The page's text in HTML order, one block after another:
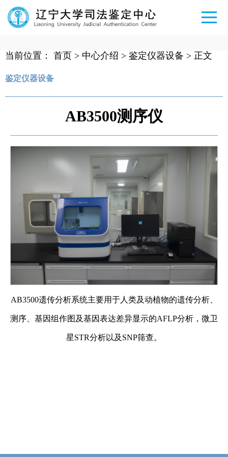
当前位置： 首页 > 中心介绍 > 鉴定仪器设备 > 正文
鉴定仪器设备
AB3500测序仪
AB3500遗传分析系统主要用于人类及动植物的遗传分析、
测序、基因组作图及基因表达差异显示的AFLP分析，微卫
星STR分析以及SNP筛查。